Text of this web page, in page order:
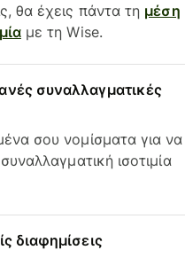
θα έχεις πάντα τη μέση
με τη Wise.
συναλλαγματικές
σου νομίσματα για να
ισοτιμία
διαφημίσεις